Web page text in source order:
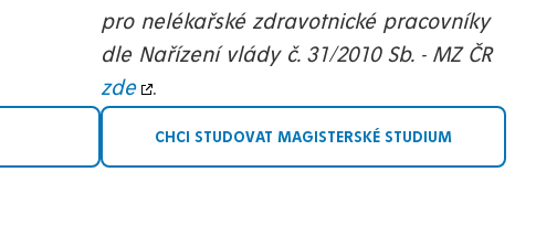
pro nelékařské zdravotnické pracovníky
dle Nařízení vlády č. 31/2010 Sb. - MZ ČR
zde
.
CHCI STUDOVAT MAGISTERSKÉ STUDIUM